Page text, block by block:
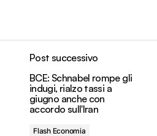
Post successivo
BCE: Schnabel rompe gli
indugi, rialzo tassi a
giugno anche con
accordo sull'Iran
Flash Economia